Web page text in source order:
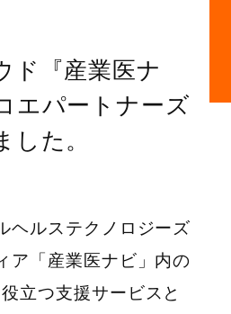
ド『産業医ナ
エパートナーズ
した。
ヘルステクノロジーズ
ア「産業医ナビ」内の
立つ支援サービスと